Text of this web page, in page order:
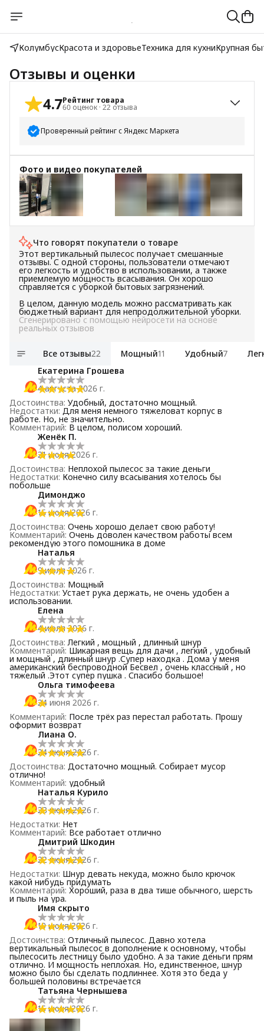
КолумбусКрасота и здоровьеТехника для кухниКрупная
Отзывы и оценки
4.7Рейтинг товара
60 оценок · 22 отзыва
Проверенный рейтинг с Яндекс Маркета
5 звёзд
53
4 звезды
4
3 звезды
2 звезды
0
1 звезда 3
Фото и видео покупателей
Что говорят покупатели о товаре
Этот вертикальный пылесос получает смешанные
отзывы. С одной стороны, пользователи отмечают
его легкость и удобство в использовании, а также
приемлемую мощность всасывания. Он хорошо
справляется с уборкой бытовых загрязнений.
В целом, данную модель можно рассматривать как
бюджетный вариант для непродолжительной уборки.
Сгенерировано с помощью нейросети на основе
реальных отзывов
Все отзывы22 Мощный11 Удобный7
Екатерина Грошева
4 августа 2026 г.
Достоинства: Удобный, достаточно мощный.
Недостатки: Для меня немного тяжеловат корпус в
работе. Но, не значительно.
Комментарий: В целом, полисом хороший.
Женёк П.
21 июля 2026 г.
Достоинства: Неплохой пылесос за такие деньги
Недостатки: Конечно силу всасывания хотелось бы
побольше
Димонджо
16 июля 2026 г.
Достоинства: Очень хорошо делает свою работу!
Комментарий: Очень доволен качеством работы всем
рекомендую этого помошника в доме
Наталья
9 июля 2026 г.
Достоинства: Мощный
Недостатки: Устает рука держать, не очень удобен а
использовании.
Елена
4 июля 2026 г.
Достоинства: Легкий , мощный , длинный шнур
Комментарий: Шикарная вещь для дачи , легкий , удобный
и мощный , длинный шнур .Супер находка . Дома у меня
американский беспроводной Бесвел , очень классный , но
тяжелый .Этот супер пушка . Спасибо большое!
Ольга тимофеева
24 июня 2026 г.
Комментарий: После трёх раз перестал работать. Прошу
оформит возврат
Лиана О.
24 июня 2026 г.
Достоинства: Достаточно мощный. Собирает мусор
отлично!
Комментарий: удобный
Наталья Курило
23 июня 2026 г.
Недостатки: Нет
Комментарий: Все работает отлично
Дмитрий Шкодин
22 июня 2026 г.
Недостатки: Шнур девать некуда, можно было крючок
какой нибудь придумать
Комментарий: Хороший, раза в два тише обычного, шерсть
и пыль на ура.
Имя скрыто
19 июня 2026 г.
Достоинства: Отличный пылесос. Давно хотела
вертикальный пылесос в дополнение к основному, чтобы
пылесосить лестницу было удобно. А за такие деньги прям
отлично. И мощность неплохая. Но, единственное, шнур
можно было бы сделать подлиннее. Хотя это беда у
большей половины встречается
Татьяна Чернышева
15 июня 2026 г.